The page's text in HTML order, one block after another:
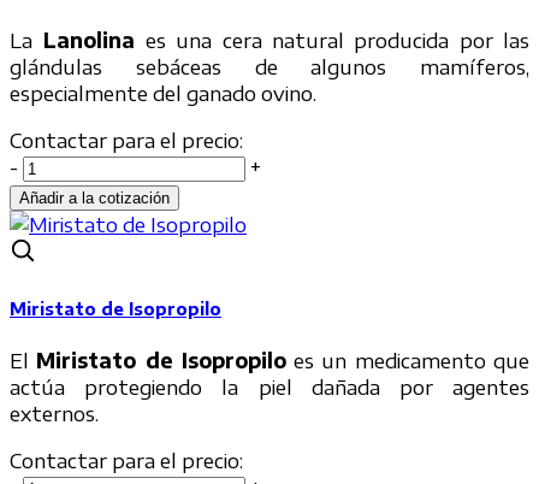
La Lanolina es una cera natural producida por las
glándulas sebáceas de algunos mamíferos,
especialmente del ganado ovino.
Contactar para el precio:
-
+
Miristato de Isopropilo
El Miristato de Isopropiloes un medicamento que
actúa protegiendo la piel dañada por agentes
externos.
Contactar para el precio: